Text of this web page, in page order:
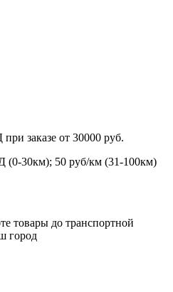
заказе от 30000 руб.
30км); 50 руб/км (31-100км)
товары до транспортной
город